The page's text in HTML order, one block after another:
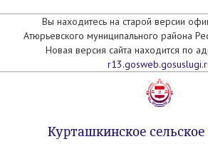
Вы находитесь на старой версии
Атюрьевского муниципального района
Новая версия сайта находится по
Курташкинское сельское